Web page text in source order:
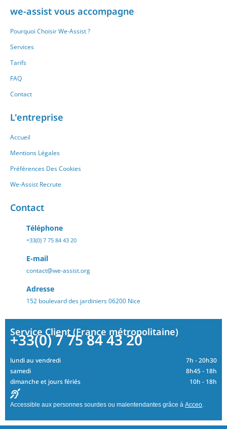
we-assist vous accompagne
Pourquoi Choisir We-Assist ?
Services
Tarifs
FAQ
Contact
L'entreprise
Accueil
Mentions Légales
Préférences Des Cookies
We-Assist Recrute
Contact
Téléphone
+33(0) 7 75 84 43 20
E-mail
contact@we-assist.org
Adresse
152 boulevard des jardiniers 06200 Nice
Service Client (France métropolitaine)
+33(0) 7 75 84 43 20
lundi au vendredi
7h - 20h30
samedi
8h45 - 18h
dimanche et jours fériés
10h - 18h
Accessible aux personnes sourdes ou malentendantes grâce à Acceo.